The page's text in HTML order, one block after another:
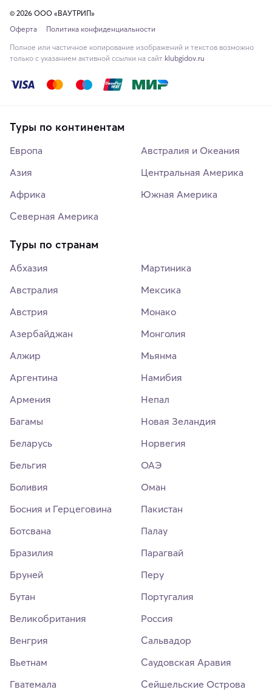
© 2026 ООО «ВАУТРИП»
Оферта
Политика конфиденциальности
Полное или частичное копирование изображений и текстов возможно
только с указанием активной ссылки на сайт klubgidov.ru
Туры по континентам
Европа
Азия
Африка
Северная Америка
Австралия и Океания
Центральная Америка
Южная Америка
Туры по странам
Абхазия
Австралия
Австрия
Азербайджан
Алжир
Аргентина
Армения
Багамы
Беларусь
Бельгия
Боливия
Босния и Герцеговина
Ботсвана
Бразилия
Бруней
Бутан
Великобритания
Венгрия
Вьетнам
Гватемала
Мартиника
Мексика
Монако
Монголия
Мьянма
Намибия
Непал
Новая Зеландия
Норвегия
ОАЭ
Оман
Пакистан
Палау
Парагвай
Перу
Португалия
Россия
Сальвадор
Саудовская Аравия
Сейшельские Острова